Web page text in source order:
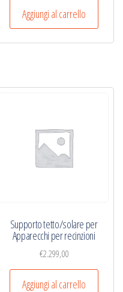
Aggiungi al carrello
Supporto tetto/solare per
Apparecchi per recinzioni
€2.299,00
Aggiungi al carrello